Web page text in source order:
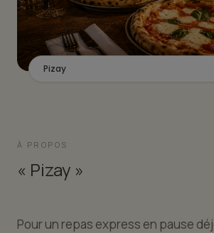
Pizay
À PROPOS
« Pizay »
Pour un repas express en pause